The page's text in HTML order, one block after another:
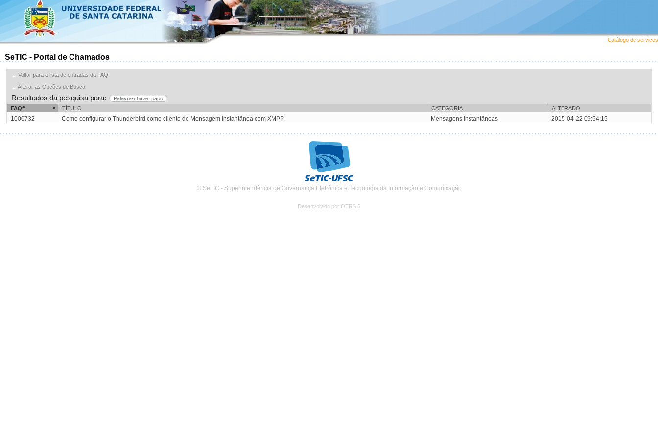
Catálogo de serviços
SeTIC - Portal de Chamados
← Voltar para a lista de entradas da FAQ
← Alterar as Opções de Busca
Resultados da pesquisa para:
Palavra-chave: papo
FAQ#
TÍTULO CATEGORIA ALTERADO
1000732 Como configurar o Thunderbird como cliente de Mensagem Instantânea com XMPP Mensagens instantâneas 2015-04-22 09:54:15
© SeTIC - Superintendência de Governança Eletrônica e Tecnologia da Informação e Comunicação
Desenvolvido por OTRS 5